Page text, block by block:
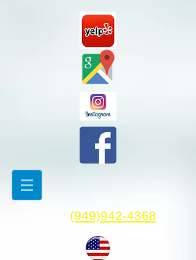
(949)942-4368